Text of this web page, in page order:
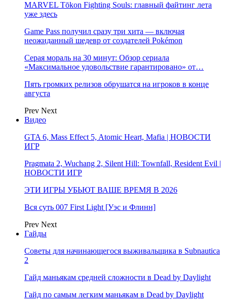
MARVEL Tōkon Fighting Souls: главный файтинг лета
уже здесь
Game Pass получил сразу три хита — включая
неожиданный шедевр от создателей Pokémon
Серая мораль на 30 минут: Обзор сериала
«Максимальное удовольствие гарантировано» от…
Пять громких релизов обрушатся на игроков в конце
августа
Prev Next
Видео
GTA 6, Mass Effect 5, Atomic Heart, Mafia | НОВОСТИ
ИГР
Pragmata 2, Wuchang 2, Silent Hill: Townfall, Resident Evil |
НОВОСТИ ИГР
ЭТИ ИГРЫ УБЬЮТ ВАШЕ ВРЕМЯ В 2026
Вся суть 007 First Light [Уэс и Флинн]
Prev Next
Гайды
Советы для начинающегося выживальщика в Subnautica
2
Гайд маньякам средней сложности в Dead by Daylight
Гайд по самым легким маньякам в Dead by Daylight